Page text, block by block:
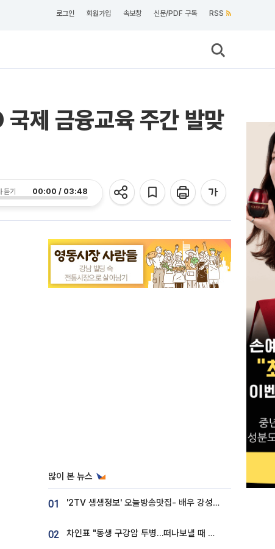
로그인 회원가입 속보창 신문/PDF 구독 RSS
제 금융교육 주간 발맞
듣기 00:00 / 03:48
많이 본 뉴스
01 '2TV 생생정보' 오늘방송맛집- 배우 강성진 단골! 쌀국수ㆍ푸팟퐁 커리 맛집 '블○○○'
02 차인표 "동생 구강암 투병…떠나보낼 때 가장 힘들었다”